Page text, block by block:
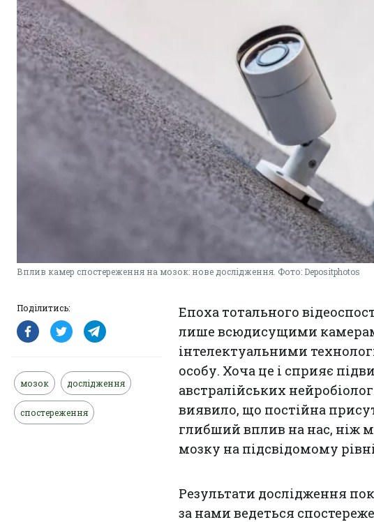
Вплив камер спостереження на мозок: нове дослідження. Фото: Depositphotos
Поділитись:
мозок дослідження
спостереження
Епоха тотального
лише всюдисущими
інтелектуальними
особу. Хоча це і сприяє
австралійських
виявило, що постійна
глибший вплив на нас, ніж
мозку на підсвідомому
Результати дослідження
за нами ведеться